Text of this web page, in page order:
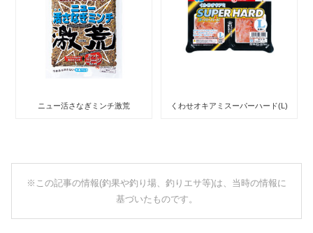
ニュー活さなぎミンチ激荒 くわせオキアミスーパーハード(L)
※この記事の情報(釣果や釣り場、釣りエサ等)は、当時の情報に
基づいたものです。